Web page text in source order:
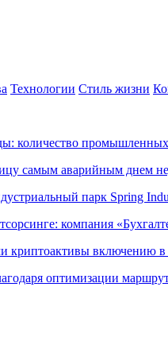
Технологии Стиль жизни
количество
самым аварийным днем
парк Spring
компания
включению в
оптимизации